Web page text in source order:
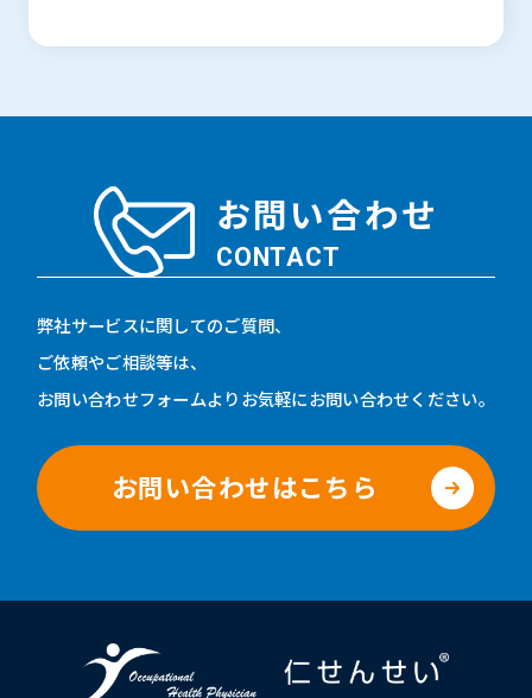
お問い合わせ
CONTACT
弊社サービスに関してのご質問、
ご依頼やご相談等は、
お問い合わせフォームよりお気軽にお問い合わせください。
お問い合わせはこちら